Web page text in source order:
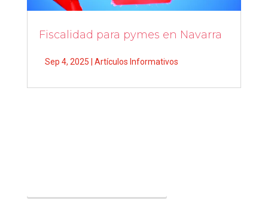
Fiscalidad para pymes en Navarra
Sep 4, 2025 Artículos Informativos